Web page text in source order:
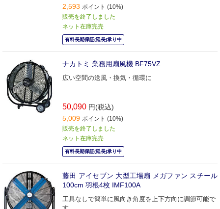
2,593 ポイント (10%)
販売を終了しました
ネット在庫完売
有料長期保証(延長)承り中
ナカトミ 業務用扇風機 BF75VZ
広い空間の送風・換気・循環に
50,090 円(税込)
5,009 ポイント (10%)
販売を終了しました
ネット在庫完売
有料長期保証(延長)承り中
藤田 アイセブン 大型工場扇 メガファン スチール
100cm 羽根4枚 IMF100A
工具なしで簡単に風向き角度を上下方向に調節可能で